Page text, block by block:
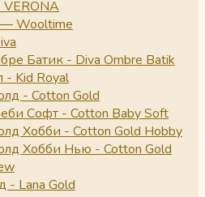
Wooltime
Батик - Diva Ombre Batik
- Kid Royal
- Cotton Gold
Софт - Cotton Baby Soft
Хобби - Cotton Gold Hobby
Хобби Нью - Cotton Gold
- Lana Gold